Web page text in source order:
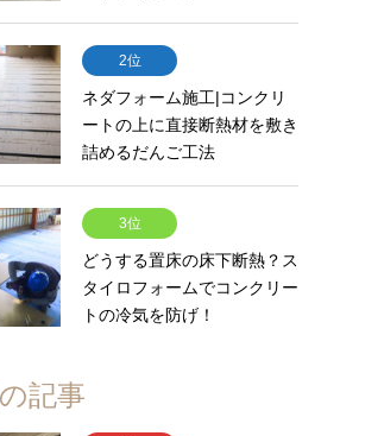
2位
ネダフォーム施工|コンクリ
ートの上に直接断熱材を敷き
詰めるだんご工法
3位
どうする置床の床下断熱？ス
タイロフォームでコンクリー
トの冷気を防げ！
記事